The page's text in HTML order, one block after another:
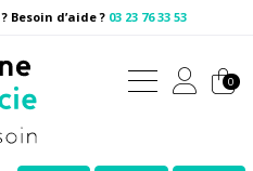
Besoin d’aide ? 03 23 76 33 53
Pharmacie Lamartine
0